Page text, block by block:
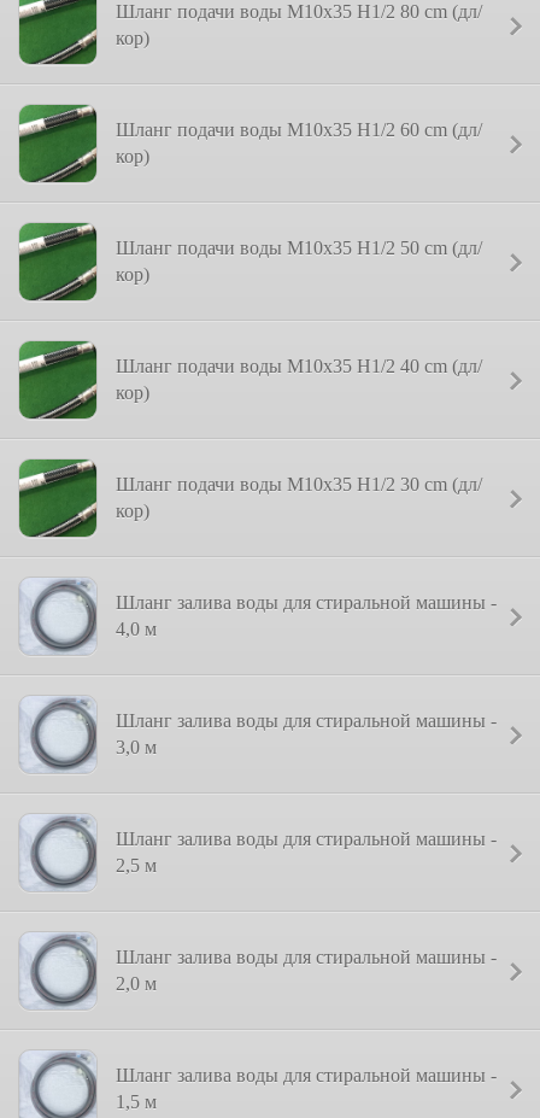
Шланг подачи воды M10x35 H1/2 80 cm (дл/
кор)
Шланг подачи воды M10x35 H1/2 60 cm (дл/
кор)
Шланг подачи воды M10x35 H1/2 50 cm (дл/
кор)
Шланг подачи воды M10x35 H1/2 40 cm (дл/
кор)
Шланг подачи воды M10x35 H1/2 30 cm (дл/
кор)
Шланг залива воды для стиральной машины -
4,0 м
Шланг залива воды для стиральной машины -
3,0 м
Шланг залива воды для стиральной машины -
2,5 м
Шланг залива воды для стиральной машины -
2,0 м
Шланг залива воды для стиральной машины -
1,5 м